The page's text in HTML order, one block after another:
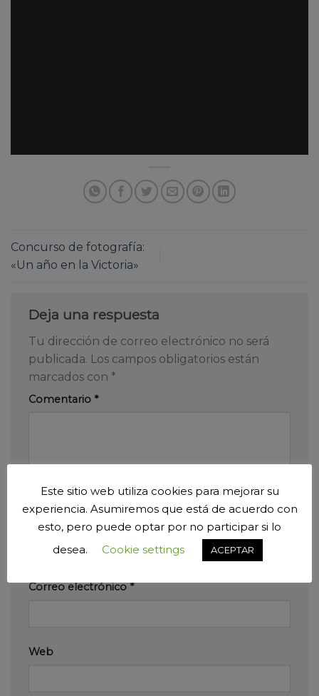
Concurso de fotografía:
«Un año en la Victoria»
Deja una respuesta
Tu dirección de correo electrónico no será
publicada. Los campos obligatorios están
marcados con *
Comentario *
Nombre*
Correo electrónico*
Web
Este sitio web utiliza cookies para mejorar su
experiencia. Asumiremos que está de acuerdo con
esto, pero puede optar por no participar si lo
desea.
Cookie settings ACEPTAR